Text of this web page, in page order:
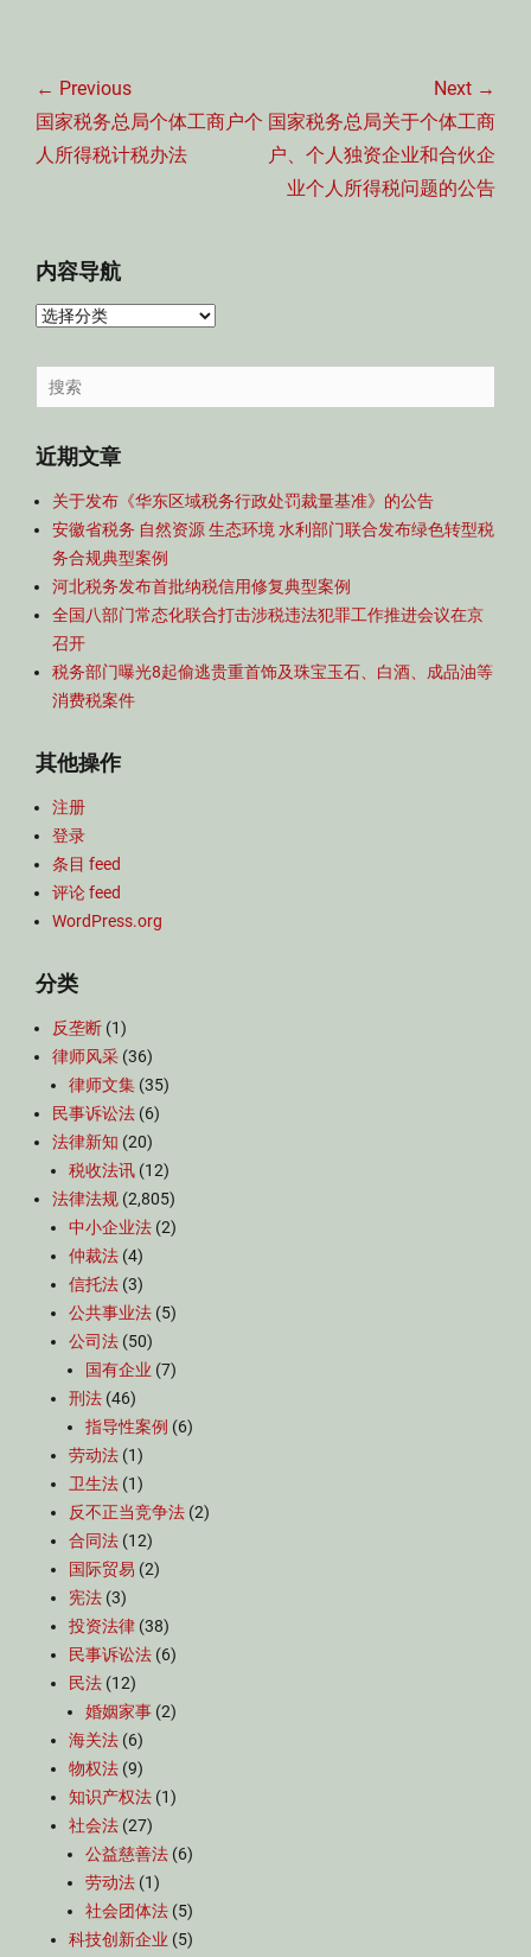
章
导
航
← Previous
Previous
post:
国家税务总局个体工商户个
人所得税计税办法
Next →
Next
post:
国家税务总局关于个体工商
户、个人独资企业和合伙企
业个人所得税问题的公告
内容导航
内
导
航
Search
for:
近期文章
关于发布《华东区域税务行政处罚裁量基准》的公告
安徽省税务 自然资源 生态环境 水利部门联合发布绿色转型税
务合规典型案例
河北税务发布首批纳税信用修复典型案例
全国八部门常态化联合打击涉税违法犯罪工作推进会议在京
召开
税务部门曝光8起偷逃贵重首饰及珠宝玉石、白酒、成品油等
消费税案件
其他操作
注册
登录
条目 feed
评论 feed
WordPress.org
分类
反垄断 (1)
律师风采 (36)
律师文集 (35)
民事诉讼法 (6)
法律新知 (20)
税收法讯 (12)
法律法规 (2,805)
中小企业法 (2)
仲裁法 (4)
信托法 (3)
公共事业法 (5)
公司法 (50)
国有企业 (7)
刑法 (46)
指导性案例 (6)
劳动法 (1)
卫生法 (1)
反不正当竞争法 (2)
合同法 (12)
国际贸易 (2)
宪法 (3)
投资法律 (38)
民事诉讼法 (6)
民法 (12)
婚姻家事 (2)
海关法 (6)
物权法 (9)
知识产权法 (1)
社会法 (27)
公益慈善法 (6)
劳动法 (1)
社会团体法 (5)
科技创新企业 (5)